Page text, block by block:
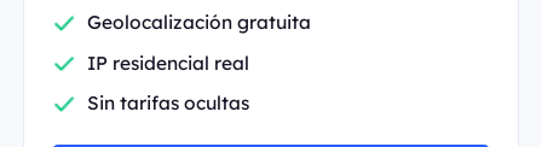
Geolocalización gratuita
IP residencial real
Sin tarifas ocultas